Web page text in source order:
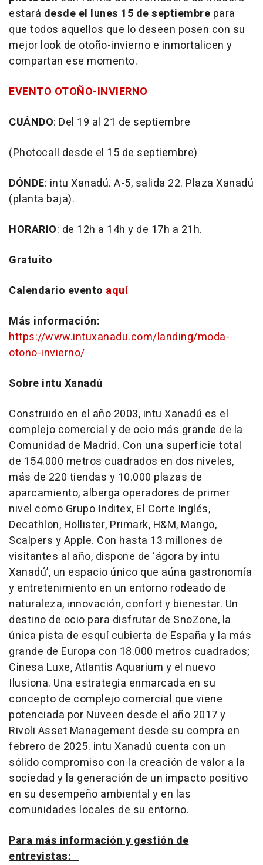
estará desde el lunes 15 de septiembre para
que todos aquellos que lo deseen posen con su
mejor look de otoño-invierno e inmortalicen y
compartan ese momento.
EVENTO OTOÑO-INVIERNO
CUÁNDO: Del 19 al 21 de septiembre
(Photocall desde el 15 de septiembre)
DÓNDE: intu Xanadú. A-5, salida 22. Plaza Xanadú
(planta baja).
HORARIO: de 12h a 14h y de 17h a 21h.
Gratuito
Calendario evento aquí
Más información:
https://www.intuxanadu.com/landing/moda-
otono-invierno/
Sobre intu Xanadú
Construido en el año 2003, intu Xanadú es el
complejo comercial y de ocio más grande de la
Comunidad de Madrid. Con una superficie total
de 154.000 metros cuadrados en dos niveles,
más de 220 tiendas y 10.000 plazas de
aparcamiento, alberga operadores de primer
nivel como Grupo Inditex, El Corte Inglés,
Decathlon, Hollister, Primark, H&M, Mango,
Scalpers y Apple. Con hasta 13 millones de
visitantes al año, dispone de ‘ágora by intu
Xanadú’, un espacio único que aúna gastronomía
y entretenimiento en un entorno rodeado de
naturaleza, innovación, confort y bienestar. Un
destino de ocio para disfrutar de SnoZone, la
única pista de esquí cubierta de España y la más
grande de Europa con 18.000 metros cuadrados;
Cinesa Luxe, Atlantis Aquarium y el nuevo
Ilusiona. Una estrategia enmarcada en su
concepto de complejo comercial que viene
potenciada por Nuveen desde el año 2017 y
Rivoli Asset Management desde su compra en
febrero de 2025. intu Xanadú cuenta con un
sólido compromiso con la creación de valor a la
sociedad y la generación de un impacto positivo
en su desempeño ambiental y en las
comunidades locales de su entorno.
Para más información y gestión de
entrevistas: